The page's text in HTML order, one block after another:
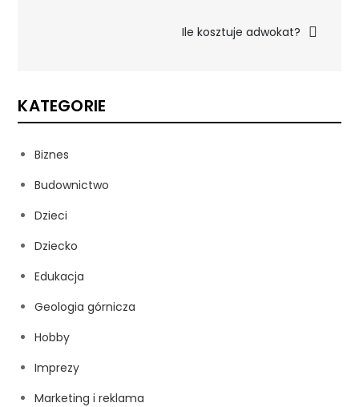
Ile kosztuje adwokat?
KATEGORIE
Biznes
Budownictwo
Dzieci
Dziecko
Edukacja
Geologia górnicza
Hobby
Imprezy
Marketing i reklama